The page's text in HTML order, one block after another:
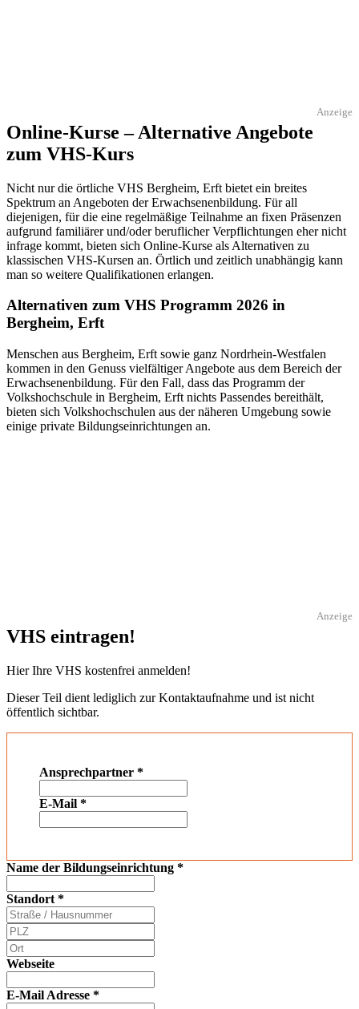
Anzeige
Online-Kurse – Alternative Angebote
zum VHS-Kurs
Nicht nur die örtliche VHS Bergheim, Erft bietet ein breites
Spektrum an Angeboten der Erwachsenenbildung. Für all
diejenigen, für die eine regelmäßige Teilnahme an fixen Präsenzen
aufgrund familiärer und/oder beruflicher Verpflichtungen eher nicht
infrage kommt, bieten sich Online-Kurse als Alternativen zu
klassischen VHS-Kursen an. Örtlich und zeitlich unabhängig kann
man so weitere Qualifikationen erlangen.
Alternativen zum VHS Programm 2026 in
Bergheim, Erft
Menschen aus Bergheim, Erft sowie ganz Nordrhein-Westfalen
kommen in den Genuss vielfältiger Angebote aus dem Bereich der
Erwachsenenbildung. Für den Fall, dass das Programm der
Volkshochschule in Bergheim, Erft nichts Passendes bereithält,
bieten sich Volkshochschulen aus der näheren Umgebung sowie
einige private Bildungseinrichtungen an.
Anzeige
VHS eintragen!
Hier Ihre VHS kostenfrei anmelden!
Dieser Teil dient lediglich zur Kontaktaufnahme und ist nicht
öffentlich sichtbar.
Ansprechpartner *
E-Mail *
Name der Bildungseinrichtung *
Standort *
Webseite
E-Mail Adresse *